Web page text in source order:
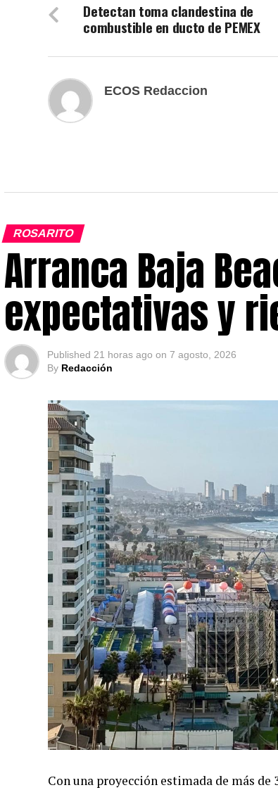
Detectan toma clandestina de
combustible en ducto de PEMEX
ECOS Redaccion
ROSARITO
Arranca Baja
expectativas y
Published 21 horas ago on 7 agosto, 2026
By Redacción
Con una proyección estimada de más